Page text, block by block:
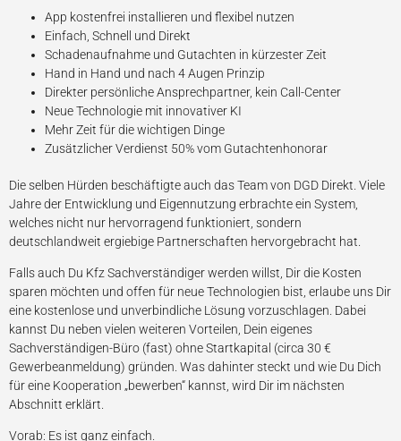
App kostenfrei installieren und flexibel nutzen
Einfach, Schnell und Direkt
Schadenaufnahme und Gutachten in kürzester Zeit
Hand in Hand und nach 4 Augen Prinzip
Direkter persönliche Ansprechpartner, kein Call-Center
Neue Technologie mit innovativer KI
Mehr Zeit für die wichtigen Dinge
Zusätzlicher Verdienst 50% vom Gutachtenhonorar
Die selben Hürden beschäftigte auch das Team von DGD Direkt. Viele
Jahre der Entwicklung und Eigennutzung erbrachte ein System,
welches nicht nur hervorragend funktioniert, sondern
deutschlandweit ergiebige Partnerschaften hervorgebracht hat.
Falls auch Du Kfz Sachverständiger werden willst, Dir die Kosten
sparen möchten und offen für neue Technologien bist, erlaube uns Dir
eine kostenlose und unverbindliche Lösung vorzuschlagen. Dabei
kannst Du neben vielen weiteren Vorteilen, Dein eigenes
Sachverständigen-Büro (fast) ohne Startkapital (circa 30 €
Gewerbeanmeldung) gründen. Was dahinter steckt und wie Du Dich
für eine Kooperation „bewerben“ kannst, wird Dir im nächsten
Abschnitt erklärt.
Vorab: Es ist ganz einfach.